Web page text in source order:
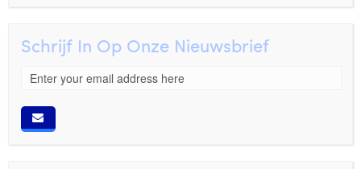
Schrijf In Op Onze Nieuwsbrief